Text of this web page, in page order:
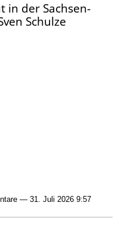
in der Sachsen-
Schulze
— 31. Juli 2026 9:57